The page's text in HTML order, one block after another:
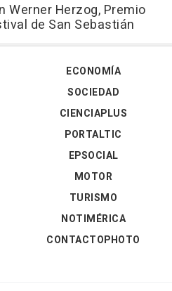
Werner Herzog, Premio
de San Sebastián
ECONOMÍA
SOCIEDAD
CIENCIAPLUS
PORTALTIC
EPSOCIAL
MOTOR
TURISMO
NOTIMÉRICA
CONTACTOPHOTO